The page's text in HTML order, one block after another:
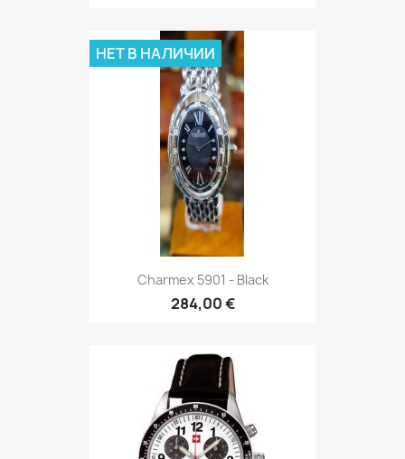
Charmex 5901 - Black
284,00 €
НЕТ В НАЛИЧИИ